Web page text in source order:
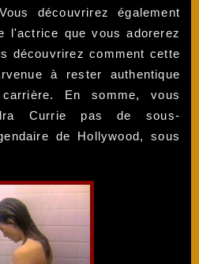
découvrirez également
l'actrice que vous adorerez
découvrirez comment cette
à rester authentique
En somme, vous
Currie pas de sous-
de Hollywood, sous